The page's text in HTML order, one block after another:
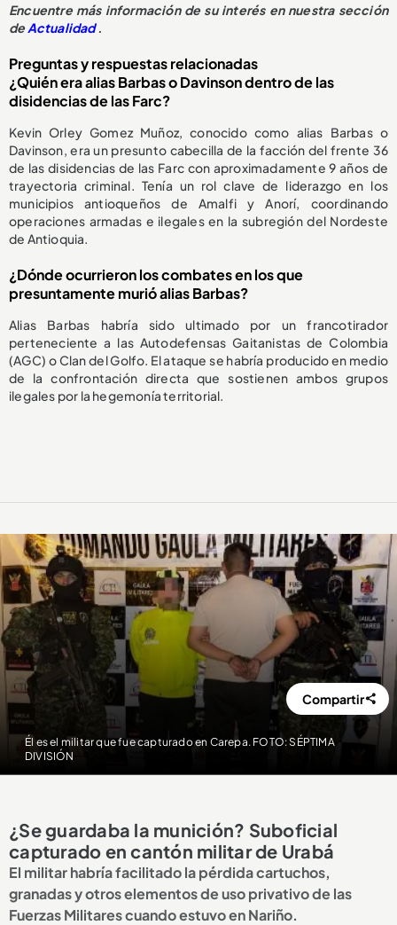
Encuentre más información de su interés en nuestra sección
deActualidad.
Preguntas y respuestas relacionadas
¿Quién era alias Barbas o Davinson dentro de las
disidencias de las Farc?
Kevin Orley Gomez Muñoz, conocido como alias Barbas o
Davinson, era un presunto cabecilla de la facción del frente 36
de las disidencias de las Farc con aproximadamente 9 años de
trayectoria criminal. Tenía un rol clave de liderazgo en los
municipios antioqueños de Amalfi y Anorí, coordinando
operaciones armadas e ilegales en la subregión del Nordeste
de Antioquia.
¿Dónde ocurrieron los combates en los que
presuntamente murió alias Barbas?
Alias Barbas habría sido ultimado por un francotirador
perteneciente a las Autodefensas Gaitanistas de Colombia
(AGC) o Clan del Golfo. El ataque se habría producido en medio
de la confrontación directa que sostienen ambos grupos
ilegales por la hegemonía territorial.
Él es el militar que fue capturado en Carepa. FOTO: SÉPTIMA
DIVISIÓN
Compartir
¿Se guardaba la munición? Suboficial
capturado en cantón militar de Urabá
El militar habría facilitado la pérdida cartuchos,
granadas y otros elementos de uso privativo de las
Fuerzas Militares cuando estuvo en Nariño.